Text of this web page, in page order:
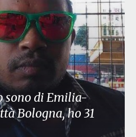
sono di Emilia-
Bologna, ho 31